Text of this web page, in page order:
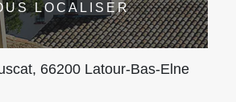
LOCALISER
66200 Latour-Bas-Elne